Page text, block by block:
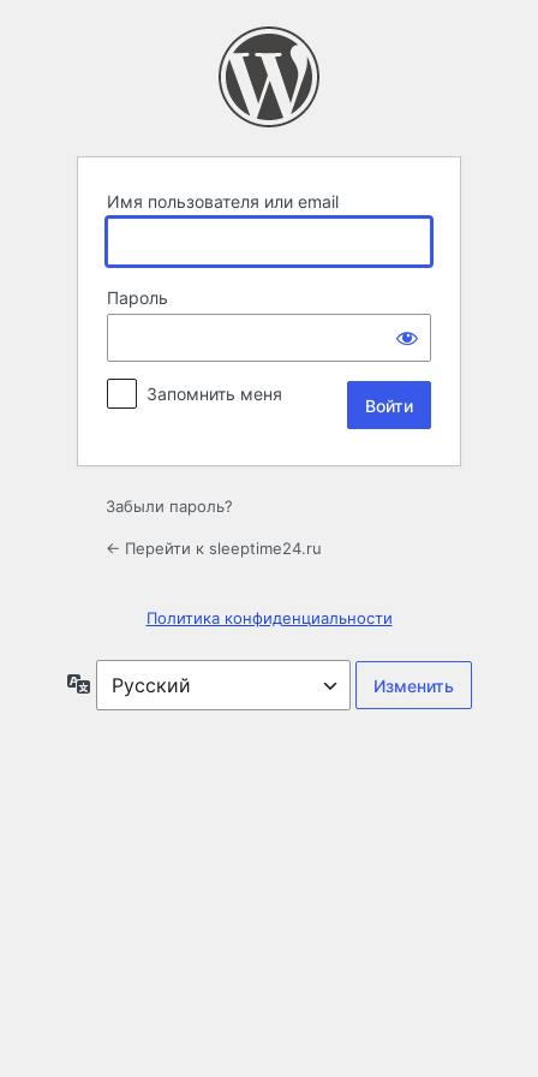
Имя пользователя или email
Пароль
Запомнить меня
Забыли пароль?
← Перейти к sleeptime24.ru
Политика конфиденциальности
Язык